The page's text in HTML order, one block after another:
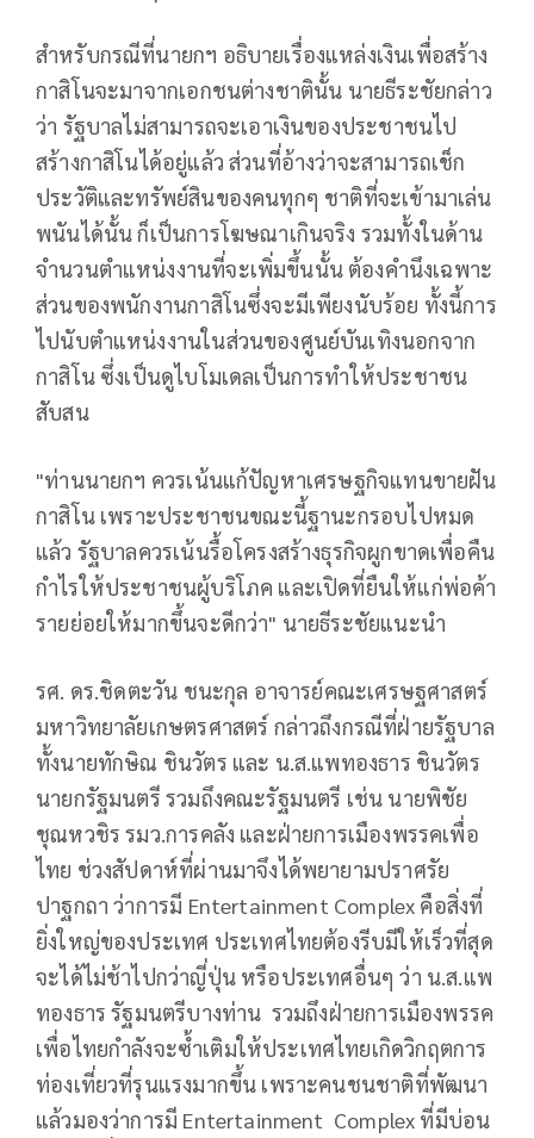
สำหรับกรณีที่นายกฯ อธิบายเรื่องแหล่งเงินเพื่อสร้าง
กาสิโนจะมาจากเอกชนต่างชาตินั้น นายธีระชัยกล่าว
ว่า รัฐบาลไม่สามารถจะเอาเงินของประชาชนไป
สร้างกาสิโนได้อยู่แล้ว ส่วนที่อ้างว่าจะสามารถเช็ก
ประวัติและทรัพย์สินของคนทุกๆ ชาติที่จะเข้ามาเล่น
พนันได้นั้น ก็เป็นการโฆษณาเกินจริง รวมทั้งในด้าน
จำนวนตำแหน่งงานที่จะเพิ่มขึ้นนั้น ต้องคำนึงเฉพาะ
ส่วนของพนักงานกาสิโนซึ่งจะมีเพียงนับร้อย ทั้งนี้การ
ไปนับตำแหน่งงานในส่วนของศูนย์บันเทิงนอกจาก
กาสิโน ซึ่งเป็นดูไบโมเดลเป็นการทำให้ประชาชน
สับสน
"ท่านนายกฯ ควรเน้นแก้ปัญหาเศรษฐกิจแทนขายฝัน
กาสิโน เพราะประชาชนขณะนี้ฐานะกรอบไปหมด
แล้ว รัฐบาลควรเน้นรื้อโครงสร้างธุรกิจผูกขาดเพื่อคืน
กำไรให้ประชาชนผู้บริโภค และเปิดที่ยืนให้แก่พ่อค้า
รายย่อยให้มากขึ้นจะดีกว่า" นายธีระชัยแนะนำ
รศ. ดร.ชิดตะวัน ชนะกุล อาจารย์คณะเศรษฐศาสตร์
มหาวิทยาลัยเกษตรศาสตร์ กล่าวถึงกรณีที่ฝ่ายรัฐบาล
ทั้งนายทักษิณ ชินวัตร และ น.ส.แพทองธาร ชินวัตร
นายกรัฐมนตรี รวมถึงคณะรัฐมนตรี เช่น นายพิชัย
ชุณหวชิร รมว.การคลัง และฝ่ายการเมืองพรรคเพื่อ
ไทย ช่วงสัปดาห์ที่ผ่านมาจึงได้พยายามปราศรัย
ปาฐกถา ว่าการมี Entertainment Complex คือสิ่งที่
ยิ่งใหญ่ของประเทศ ประเทศไทยต้องรีบมีให้เร็วที่สุด
จะได้ไม่ช้าไปกว่าญี่ปุ่น หรือประเทศอื่นๆ ว่า น.ส.แพ
ทองธาร รัฐมนตรีบางท่าน รวมถึงฝ่ายการเมืองพรรค
เพื่อไทยกำลังจะซ้ำเติมให้ประเทศไทยเกิดวิกฤตการ
ท่องเที่ยวที่รุนแรงมากขึ้น เพราะคนชนชาติที่พัฒนา
แล้วมองว่าการมี Entertainment Complex ที่มีบ่อน